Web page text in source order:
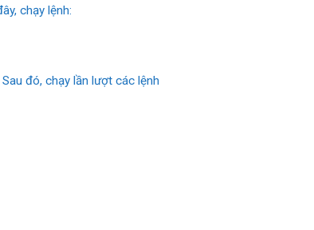
chạy lệnh:
đó, chạy lần lượt các lệnh